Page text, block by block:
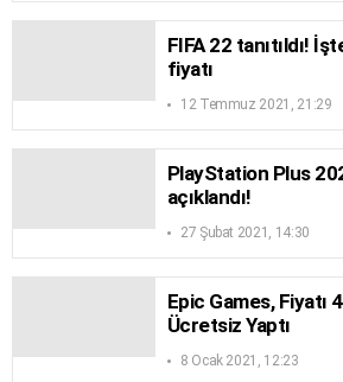
FIFA 22 tanıtıldı!
fiyatı
12 Temmuz 2021, 21:29
PlayStation Plus
açıklandı!
27 Şubat 2021, 14:30
Epic Games, Fiyatı
Ücretsiz Yaptı
8 Ocak 2021, 12:23